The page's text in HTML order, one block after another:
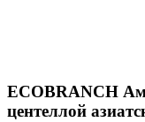
ECOBRANCH
центеллой